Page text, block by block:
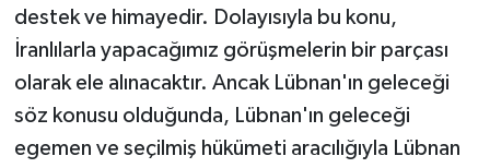
destek ve himayedir. Dolayısıyla bu konu,
İranlılarla yapacağımız görüşmelerin bir parçası
olarak ele alınacaktır. Ancak Lübnan'ın geleceği
söz konusu olduğunda, Lübnan'ın geleceği
egemen ve seçilmiş hükümeti aracılığıyla Lübnan